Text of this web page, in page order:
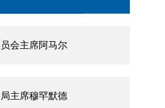
会主席阿马尔
主席穆罕默德